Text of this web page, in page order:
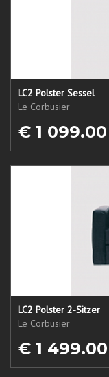
LC2 Polster Sessel
Le Corbusier
€ 1 099.00
LC2 Polster 2-Sitzer
Le Corbusier
€ 1 499.00